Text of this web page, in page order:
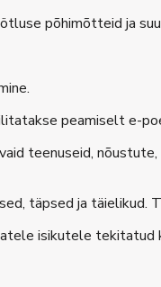
põhimõtteid ja
peamiselt e-
teenuseid,
täpsed ja
isikutele tekitatud